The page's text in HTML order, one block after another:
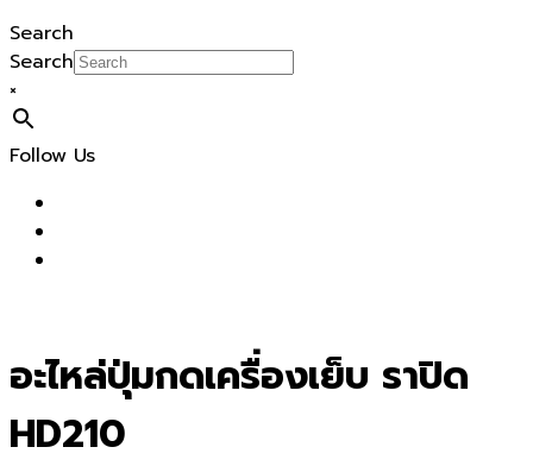
Search
Search
×
Follow Us
อะไหล่ปุ่มกดเครื่องเย็บ ราปิด
HD210